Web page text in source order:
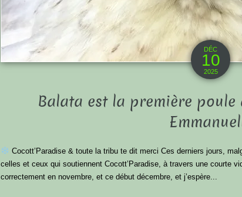
DÉC
10
2025
Balata est la première
Cocott’Paradise & toute la tribu te dit merci Ces derniers jours,
celles et ceux qui soutiennent Cocott’Paradise, à travers une courte
correctement en novembre, et ce début décembre, et j’espère...